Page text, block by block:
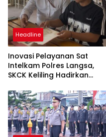
Headline
Inovasi Pelayanan Sat
Intelkam Polres Langsa,
SKCK Keliling Hadirkan
Mudah dan Humanis